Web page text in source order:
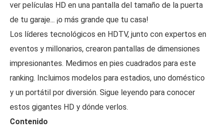
ver películas HD en una pantalla del tamaño de la puerta
de tu garaje... ¡o más grande que tu casa!
Los líderes tecnológicos en HDTV, junto con expertos en
eventos y millonarios, crearon pantallas de dimensiones
impresionantes. Medimos en pies cuadrados para este
ranking. Incluimos modelos para estadios, uno doméstico
y un portátil por diversión. Sigue leyendo para conocer
estos gigantes HD y dónde verlos.
Contenido